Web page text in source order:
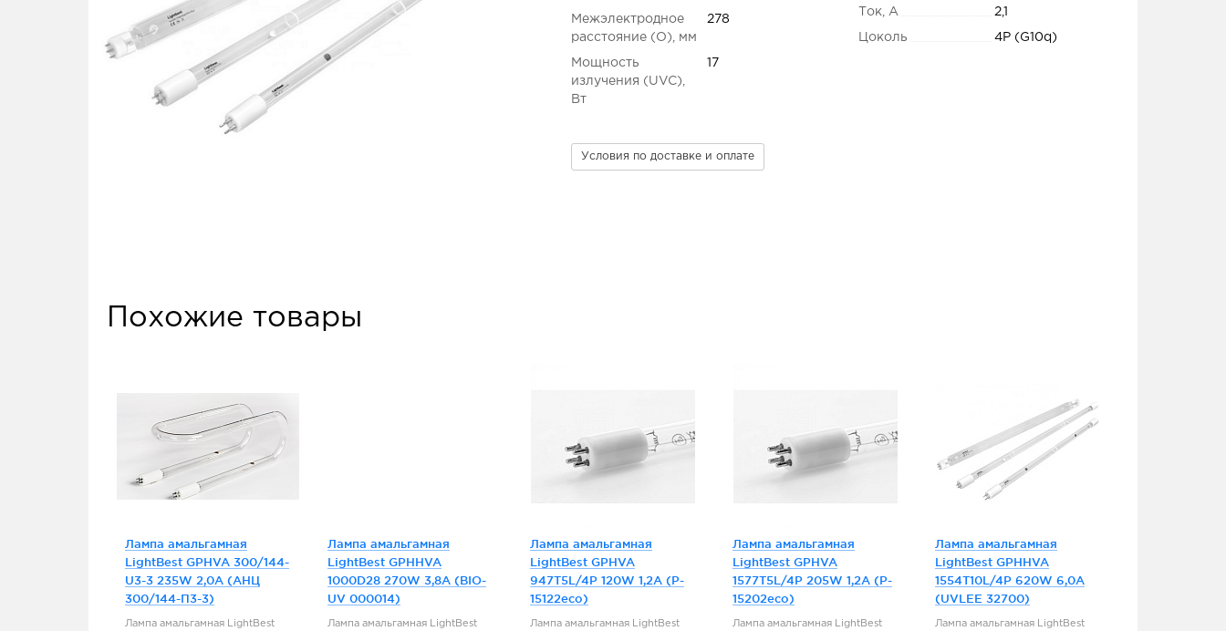
Межэлектродное
расстояние (O), мм
278
Мощность
излучения (UVC),
Вт
17
Ток, А 2,1
Цоколь 4P (G10q)
Условия по доставке и оплате
Похожие товары
Лампа амальгамная
LightBest GPHVA 300/144-
U3-3 235W 2,0A (АНЦ
300/144-П3-3)
Лампа амальгамная LightBest
Лампа амальгамная
LightBest GPHHVA
1000D28 270W 3,8A (BIO-
UV 000014)
Лампа амальгамная LightBest
Лампа амальгамная
LightBest GPHVA
947T5L/4P 120W 1,2A (P-
15122eco)
Лампа амальгамная LightBest
Лампа амальгамная
LightBest GPHVA
1577T5L/4P 205W 1,2A (P-
15202eco)
Лампа амальгамная LightBest
Лампа амальгамная
LightBest GPHHVA
1554T10L/4P 620W 6,0A
(UVLEE 32700)
Лампа амальгамная LightBest